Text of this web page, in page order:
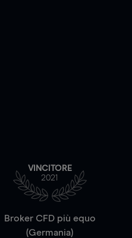
VINCITORE
2021
Broker CFD più equo
(Germania)